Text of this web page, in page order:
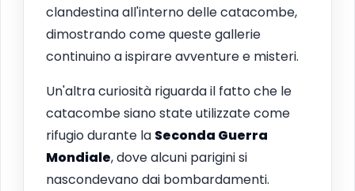
clandestina all'interno delle catacombe,
dimostrando come queste gallerie
continuino a ispirare avventure e misteri.
Un'altra curiosità riguarda il fatto che le
catacombe siano state utilizzate come
rifugio durante la Seconda Guerra
Mondiale, dove alcuni parigini si
nascondevano dai bombardamenti.